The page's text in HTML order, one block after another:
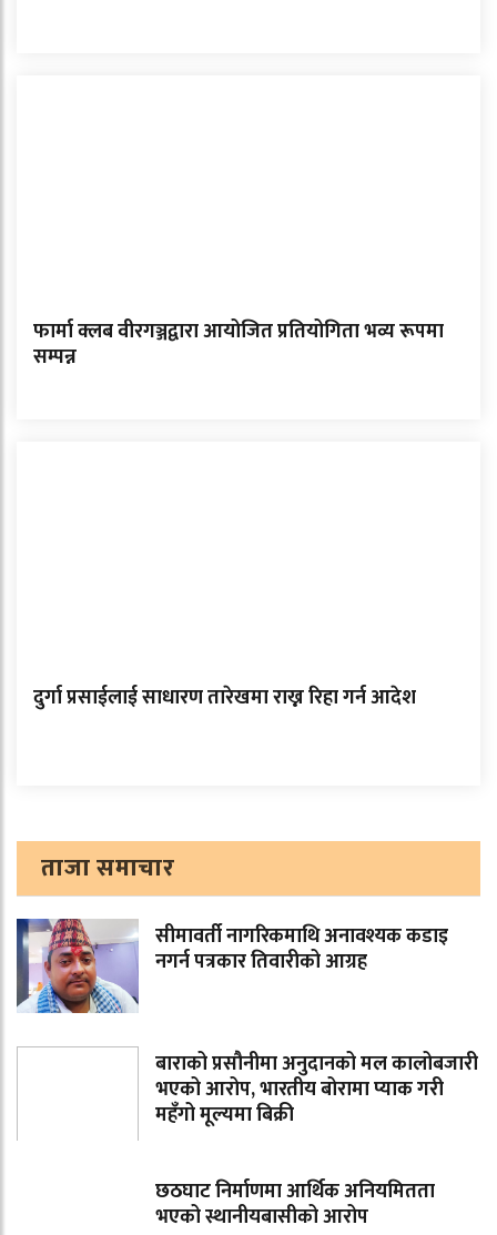
फार्मा क्लब वीरगञ्जद्वारा आयोजित प्रतियोगिता भव्य रूपमा
सम्पन्न
दुर्गा प्रसाईलाई साधारण तारेखमा राख्न रिहा गर्न आदेश
ताजा समाचार
सीमावर्ती नागरिकमाथि अनावश्यक कडाइ
नगर्न पत्रकार तिवारीको आग्रह
बाराको प्रसौनीमा अनुदानको मल कालोबजारी
भएको आरोप, भारतीय बोरामा प्याक गरी
महँगो मूल्यमा बिक्री
छठघाट निर्माणमा आर्थिक अनियमितता
भएको स्थानीयबासीको आरोप